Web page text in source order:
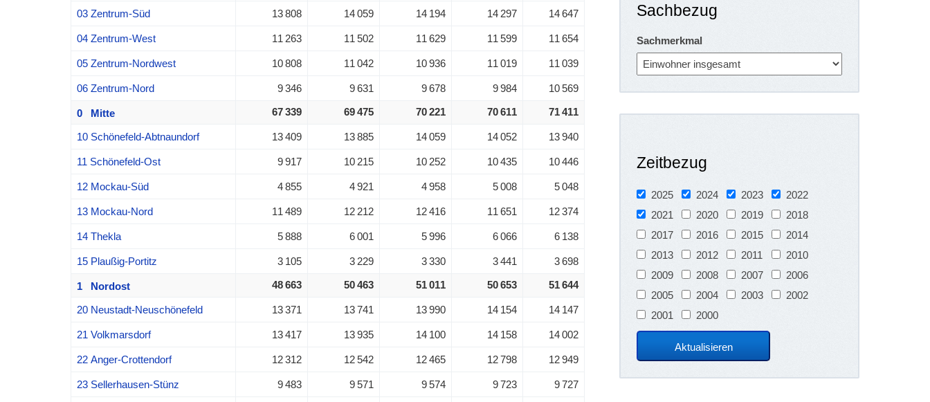
03 Zentrum-Süd 13 808 14 059 14 194 14 297 14 647
04 Zentrum-West 11 263 11 502 11 629 11 599 11 654
05 Zentrum-Nordwest 10 808 11 042 10 936 11 019 11 039
06 Zentrum-Nord 9 346 9 631 9 678 9 984 10 569
0 Mitte 67 339 69 475 70 221 70 611 71 411
10 Schönefeld-Abtnaundorf 13 409 13 885 14 059 14 052 13 940
11 Schönefeld-Ost 9 917 10 215 10 252 10 435 10 446
12 Mockau-Süd 4 855 4 921 4 958 5 008 5 048
13 Mockau-Nord 11 489 12 212 12 416 11 651 12 374
14 Thekla 5 888 6 001 5 996 6 066 6 138
15 Plaußig-Portitz 3 105 3 229 3 330 3 441 3 698
1 Nordost 48 663 50 463 51 011 50 653 51 644
20 Neustadt-Neuschönefeld 13 371 13 741 13 990 14 154 14 147
21 Volkmarsdorf 13 417 13 935 14 100 14 158 14 002
22 Anger-Crottendorf 12 312 12 542 12 465 12 798 12 949
23 Sellerhausen-Stünz 9 483 9 571 9 574 9 723 9 727
Sachbezug
Sachmerkmal
Zeitbezug
2025 2024 2023
2022
2021
2020 2019
2018
2017
2016 2015
2014
2013
2012 2011
2010
2009
2008 2007
2006
2005
2004 2003
2002
2001
2000